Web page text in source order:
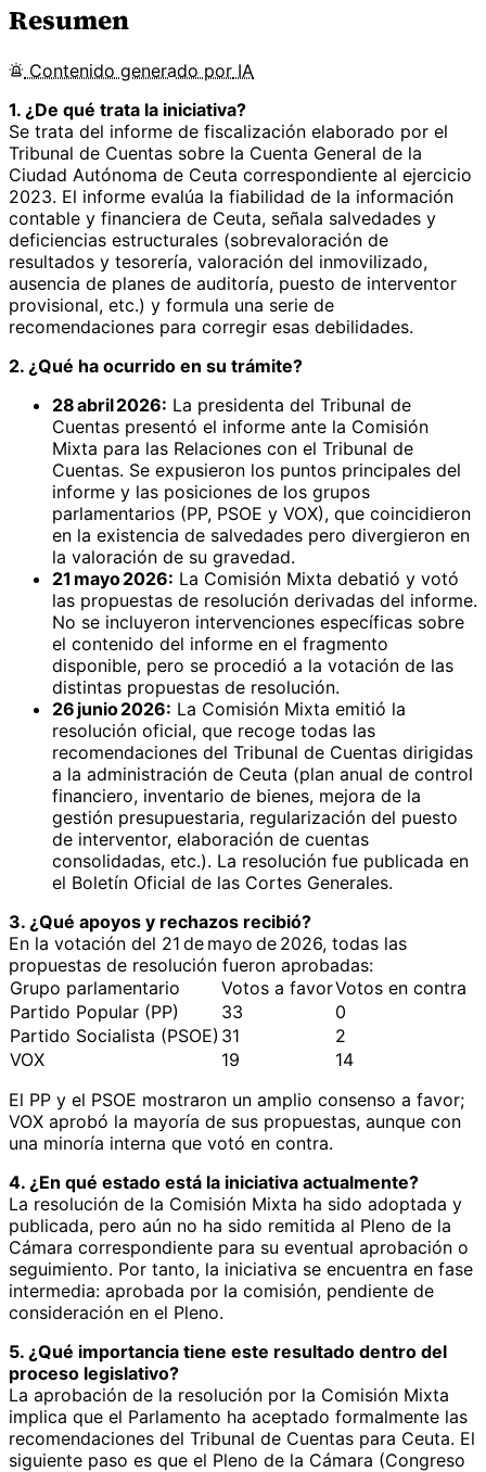
Resumen
Contenido generado por IA
1. ¿De qué trata la iniciativa?
Se trata del informe de fiscalización elaborado por el
Tribunal de Cuentas sobre la Cuenta General de la
Ciudad Autónoma de Ceuta correspondiente al ejercicio
2023. El informe evalúa la fiabilidad de la información
contable y financiera de Ceuta, señala salvedades y
deficiencias estructurales (sobrevaloración de
resultados y tesorería, valoración del inmovilizado,
ausencia de planes de auditoría, puesto de interventor
provisional, etc.) y formula una serie de
recomendaciones para corregir esas debilidades.
2. ¿Qué ha ocurrido en su trámite?
28 abril 2026: La presidenta del Tribunal de
Cuentas presentó el informe ante la Comisión
Mixta para las Relaciones con el Tribunal de
Cuentas. Se expusieron los puntos principales del
informe y las posiciones de los grupos
parlamentarios (PP, PSOE y VOX), que coincidieron
en la existencia de salvedades pero divergieron en
la valoración de su gravedad.
21 mayo 2026: La Comisión Mixta debatió y votó
las propuestas de resolución derivadas del informe.
No se incluyeron intervenciones específicas sobre
el contenido del informe en el fragmento
disponible, pero se procedió a la votación de las
distintas propuestas de resolución.
26 junio 2026: La Comisión Mixta emitió la
resolución oficial, que recoge todas las
recomendaciones del Tribunal de Cuentas dirigidas
a la administración de Ceuta (plan anual de control
financiero, inventario de bienes, mejora de la
gestión presupuestaria, regularización del puesto
de interventor, elaboración de cuentas
consolidadas, etc.). La resolución fue publicada en
el Boletín Oficial de las Cortes Generales.
3. ¿Qué apoyos y rechazos recibió?
En la votación del 21 de mayo de 2026, todas las
propuestas de resolución fueron aprobadas:
Grupo parlamentario
Votos a favorVotos en contra
Partido Popular (PP)
33
0
Partido Socialista (PSOE) 31
2
VOX
19
14
El PP y el PSOE mostraron un amplio consenso a favor;
VOX aprobó la mayoría de sus propuestas, aunque con
una minoría interna que votó en contra.
4. ¿En qué estado está la iniciativa actualmente?
La resolución de la Comisión Mixta ha sido adoptada y
publicada, pero aún no ha sido remitida al Pleno de la
Cámara correspondiente para su eventual aprobación o
seguimiento. Por tanto, la iniciativa se encuentra en fase
intermedia: aprobada por la comisión, pendiente de
consideración en el Pleno.
5. ¿Qué importancia tiene este resultado dentro del
proceso legislativo?
La aprobación de la resolución por la Comisión Mixta
implica que el Parlamento ha aceptado formalmente las
recomendaciones del Tribunal de Cuentas para Ceuta. El
siguiente paso es que el Pleno de la Cámara (Congreso